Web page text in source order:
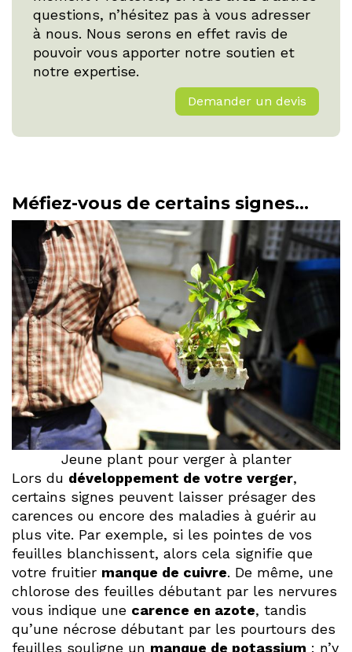
questions, n’hésitez pas à vous adresser
à nous. Nous serons en effet ravis de
pouvoir vous apporter notre soutien et
notre expertise.
Demander un devis
Méfiez-vous de certains signes…
Jeune plant pour verger à planter
Lors du développement de votre verger,
certains signes peuvent laisser présager des
carences ou encore des maladies à guérir au
plus vite. Par exemple, si les pointes de vos
feuilles blanchissent, alors cela signifie que
votre fruitier manque de cuivre. De même, une
chlorose des feuilles débutant par les nervures
vous indique une carence en azote, tandis
qu’une nécrose débutant par les pourtours des
feuilles souligne un manque de potassium : n’y